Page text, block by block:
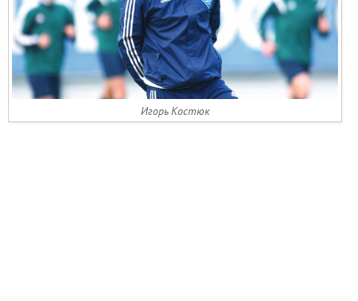
Игорь Костюк